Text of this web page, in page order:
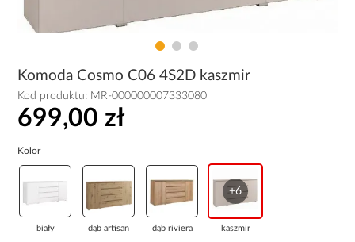
Komoda Cosmo C06 4S2D kaszmir
Kod produktu: MR-000000007333080
699,00 zł
Kolor
biały dąb artisan dąb riviera
+6
kaszmir